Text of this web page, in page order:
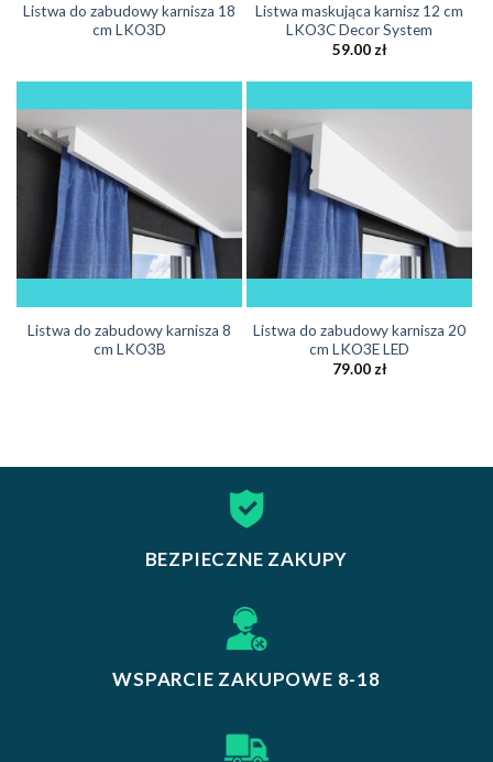
Listwa do zabudowy karnisza 18
cm LKO3D
Listwa maskująca karnisz 12 cm
LKO3C Decor System
59.00zł
Listwa do zabudowy karnisza 8
cm LKO3B
Listwa do zabudowy karnisza 20
cm LKO3E LED
79.00 zł
BEZPIECZNE ZAKUPY
WSPARCIE ZAKUPOWE 8-18